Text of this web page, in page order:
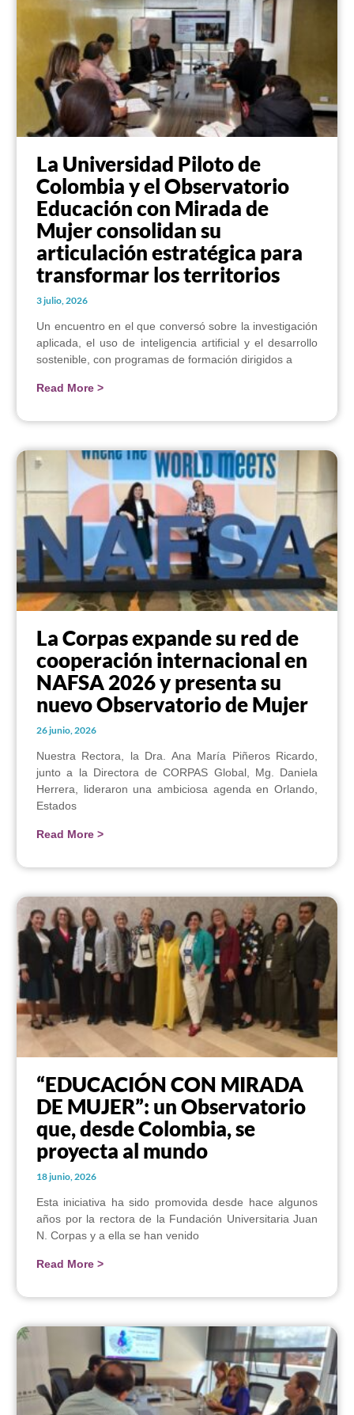
La Universidad Piloto de
Colombia y el Observatorio
Educación con Mirada de
Mujer consolidan su
articulación estratégica para
transformar los territorios
3 julio, 2026
Un encuentro en el que conversó sobre la investigación
aplicada, el uso de inteligencia artificial y el desarrollo
sostenible, con programas de formación dirigidos a
Read More >
La Corpas expande su red de
cooperación internacional en
NAFSA 2026 y presenta su
nuevo Observatorio de Mujer
26 junio, 2026
Nuestra Rectora, la Dra. Ana María Piñeros Ricardo,
junto a la Directora de CORPAS Global, Mg. Daniela
Herrera, lideraron una ambiciosa agenda en Orlando,
Estados
Read More >
“EDUCACIÓN CON MIRADA
DE MUJER”: un Observatorio
que, desde Colombia, se
proyecta al mundo
18 junio, 2026
Esta iniciativa ha sido promovida desde hace algunos
años por la rectora de la Fundación Universitaria Juan
N. Corpas y a ella se han venido
Read More >